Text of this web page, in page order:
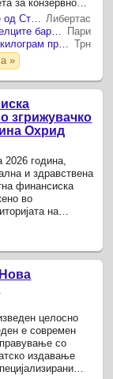
за конзервно
„Дрнка.мк“.
Либертас
Пари
Трн
»
згрижувачко
Охрид
година,
и здравствена
финансиска
во
на
целосно
е современ
со
издавање